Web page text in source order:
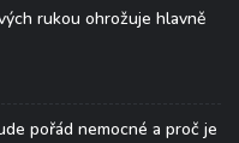
rukou ohrožuje hlavně
pořád nemocné a proč je